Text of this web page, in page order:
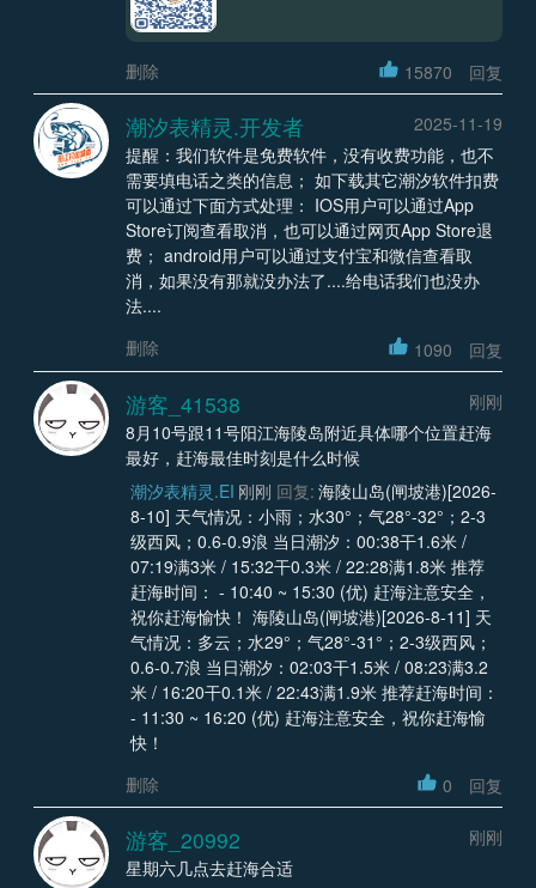
删除 15870 回复
潮汐表精灵.开发者
2025-11-19
提醒：我们软件是免费软件，没有收费功能，也不
需要填电话之类的信息； 如下载其它潮汐软件扣费
可以通过下面方式处理： IOS用户可以通过App
Store订阅查看取消，也可以通过网页App Store退
费； android用户可以通过支付宝和微信查看取
消，如果没有那就没办法了....给电话我们也没办
法....
删除
1090 回复
游客_41538
刚刚
8月10号跟11号阳江海陵岛附近具体哪个位置赶海
最好，赶海最佳时刻是什么时候
潮汐表精灵.EI 刚刚 回复: 海陵山岛(闸坡港)[2026-
8-10] 天气情况：小雨；水30°；气28°-32°；2-3
级西风；0.6-0.9浪 当日潮汐：00:38干1.6米 /
07:19满3米 / 15:32干0.3米 / 22:28满1.8米 推荐
赶海时间： - 10:40 ~ 15:30 (优) 赶海注意安全，
祝你赶海愉快！ 海陵山岛(闸坡港)[2026-8-11] 天
气情况：多云；水29°；气28°-31°；2-3级西风；
0.6-0.7浪 当日潮汐：02:03干1.5米 / 08:23满3.2
米 / 16:20干0.1米 / 22:43满1.9米 推荐赶海时间：
- 11:30 ~ 16:20 (优) 赶海注意安全，祝你赶海愉
快！
删除
0 回复
游客_20992
刚刚
星期六几点去赶海合适